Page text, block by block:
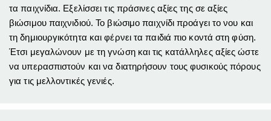
τα παιχνίδια. Εξελίσσει τις πράσινες αξίες της σε αξίες
βιώσιμου παιχνιδιού. Το βιώσιμο παιχνίδι προάγει το νου και
τη δημιουργικότητα και φέρνει τα παιδιά πιο κοντά στη φύση.
Έτσι μεγαλώνουν με τη γνώση και τις κατάλληλες αξίες ώστε
να υπερασπιστούν και να διατηρήσουν τους φυσικούς πόρους
για τις μελλοντικές γενιές.